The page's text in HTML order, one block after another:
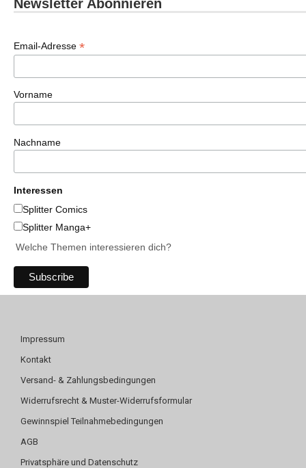
Newsletter Abonnieren
Email-Adresse *
Vorname
Nachname
Interessen
Splitter Comics
Splitter Manga+
Welche Themen interessieren dich?
Impressum
Kontakt
Versand- & Zahlungsbedingungen
Widerrufsrecht & Muster-Widerrufsformular
Gewinnspiel Teilnahmebedingungen
AGB
Privatsphäre und Datenschutz